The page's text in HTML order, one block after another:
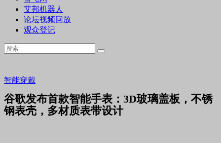
艾邦机器人
论坛视频回放
观众登记
智能穿戴
谷歌发布首款智能手表：3D玻璃盖板，不锈
钢表壳，多材质表带设计